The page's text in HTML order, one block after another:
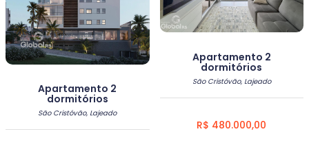
Apartamento 2
dormitórios
São Cristóvão, Lajeado
Apartamento 2
dormitórios
São Cristóvão, Lajeado
R$ 480.000,00